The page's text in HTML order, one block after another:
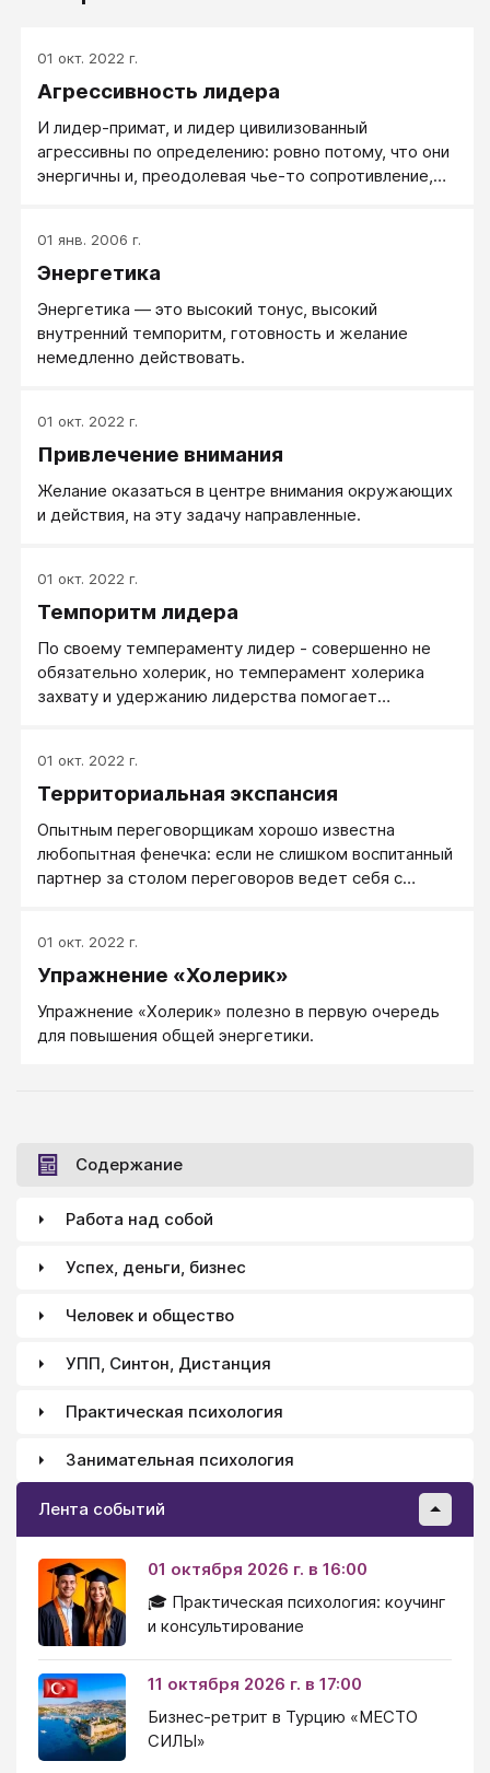
01 окт. 2022 г.
Агрессивность лидера
И лидер-примат, и лидер цивилизованный
агрессивны по определению: ровно потому, что они
энергичны и, преодолевая чье-то сопротивление,
формируют стандарты.
01 янв. 2006 г.
Энергетика
Энергетика — это высокий тонус, высокий
внутренний темпоритм, готовность и желание
немедленно действовать.
01 окт. 2022 г.
Привлечение внимания
Желание оказаться в центре внимания окружающих
и действия, на эту задачу направленные.
01 окт. 2022 г.
Темпоритм лидера
По своему темпераменту лидер - совершенно не
обязательно холерик, но темперамент холерика
захвату и удержанию лидерства помогает
холерики и прочие типажи с большей внешней
энергетикой. Впрочем, с возрастом высокий
уверенный в себе лидер средних лет держит себя
скорее замедленно.
01 окт. 2022 г.
Территориальная экспансия
Опытным переговорщикам хорошо известна
любопытная фенечка: если не слишком воспитанный
партнер за столом переговоров ведет себя с
него хочется отсесть подальше. Так вот, надо
действовать как раз наоборот: подсесть к нему
«Чай? Или кофе?» — отказывается редко кто,
соответственно ПЕРЕД НИМ на столе появляется
01 окт. 2022 г.
Упражнение «Холерик»
Упражнение «Холерик» полезно в первую очередь
для повышения общей энергетики.
Содержание
Работа над собой
Успех, деньги, бизнес
Человек и общество
УПП, Синтон, Дистанция
Практическая психология
Занимательная психология
Лента событий
01 октября 2026 г. в 16:00
🎓 Практическая психология: коучинг
и консультирование
11 октября 2026 г. в 17:00
Бизнес-ретрит в Турцию «МЕСТО
СИЛЫ»